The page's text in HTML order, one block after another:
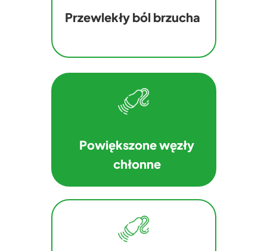
Przewlekły ból brzucha
Powiększone węzły
chłonne